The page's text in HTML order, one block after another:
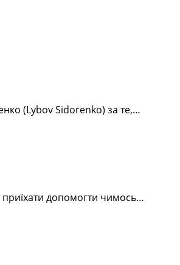
(Lybov Sidorenko) за те,…
допомогти чимось…